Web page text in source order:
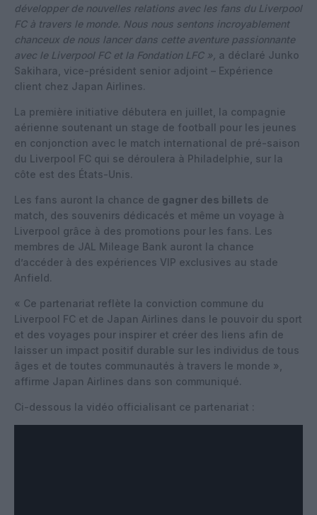
développer de nouvelles relations avec les fans du Liverpool
FC à travers le monde. Nous nous sentons incroyablement
chanceux de nous lancer dans cette aventure passionnante
avec le Liverpool FC et la Fondation LFC », a déclaré Junko
Sakihara, vice-président senior adjoint – Expérience
client chez Japan Airlines.
La première initiative débutera en juillet, la compagnie
aérienne soutenant un stage de football pour les jeunes
en conjonction avec le match international de pré-saison
du Liverpool FC qui se déroulera à Philadelphie, sur la
côte est des États-Unis.
Les fans auront la chance de gagner des billets de
match, des souvenirs dédicacés et même un voyage à
Liverpool grâce à des promotions pour les fans. Les
membres de JAL Mileage Bank auront la chance
d’accéder à des expériences VIP exclusives au stade
Anfield.
« Ce partenariat reflète la conviction commune du
Liverpool FC et de Japan Airlines dans le pouvoir du sport
et des voyages pour inspirer et créer des liens afin de
laisser un impact positif durable sur les individus de tous
âges et de toutes communautés à travers le monde »,
affirme Japan Airlines dans son communiqué.
Ci-dessous la vidéo officialisant ce partenariat :